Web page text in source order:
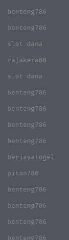
benteng786
benteng786
slot dana
rajakera88
slot dana
benteng786
benteng786
benteng786
benteng786
berjayatogel
piton786
benteng786
benteng786
benteng786
benteng786